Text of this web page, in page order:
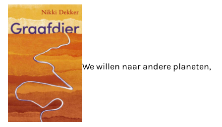
We willen naar andere planeten,